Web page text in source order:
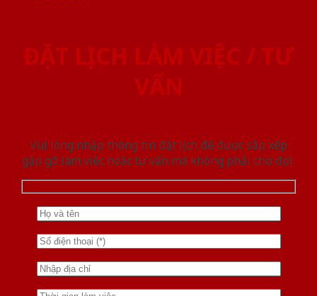
ĐẶT LỊCH LÀM VIỆC / TƯ
VẤN
Vui lòng nhập thông tin đặt lịch để được sắp xếp
gặp gỡ làm việc hoăc tư vấn mà không phải chờ đợi.